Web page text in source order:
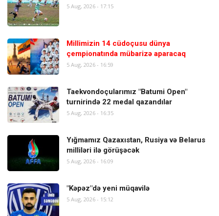
5 Aug, 2026 - 17:15
Millimizin 14 cüdoçusu dünya
çempionatında mübarizə aparacaq
5 Aug, 2026 - 16:59
Taekvondoçularımız "Batumi Open"
turnirində 22 medal qazandılar
5 Aug, 2026 - 16:35
Yığmamız Qazaxıstan, Rusiya və Belarus
milliləri ilə görüşəcək
5 Aug, 2026 - 16:09
"Kəpəz"də yeni müqavilə
5 Aug, 2026 - 15:12